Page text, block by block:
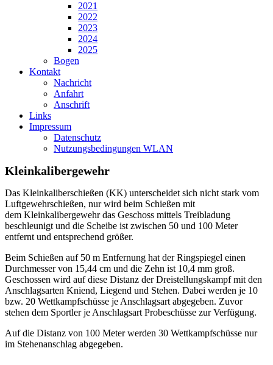
2021
2022
2023
2024
2025
Bogen
Kontakt
Nachricht
Anfahrt
Anschrift
Links
Impressum
Datenschutz
Nutzungsbedingungen WLAN
Kleinkalibergewehr
Das Kleinkaliberschießen (KK) unterscheidet sich nicht stark vom
Luftgewehrschießen, nur wird beim Schießen mit
dem Kleinkalibergewehr das Geschoss mittels Treibladung
beschleunigt und die Scheibe ist zwischen 50 und 100 Meter
entfernt und entsprechend größer.
Beim Schießen auf 50 m Entfernung hat der Ringspiegel einen
Durchmesser von 15,44 cm und die Zehn ist 10,4 mm groß.
Geschossen wird auf diese Distanz der Dreistellungskampf mit den
Anschlagsarten Kniend, Liegend und Stehen. Dabei werden je 10
bzw. 20 Wettkampfschüsse je Anschlagsart abgegeben. Zuvor
stehen dem Sportler je Anschlagsart Probeschüsse zur Verfügung.
Auf die Distanz von 100 Meter werden 30 Wettkampfschüsse nur
im Stehenanschlag abgegeben.